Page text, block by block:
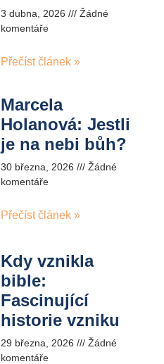
3 dubna, 2026
Žádné
komentáře
Přečíst článek »
Marcela
Holanová: Jestli
je na nebi bůh?
30 března, 2026
Žádné
komentáře
Přečíst článek »
Kdy vznikla
bible:
Fascinující
historie vzniku
29 března, 2026
Žádné
komentáře